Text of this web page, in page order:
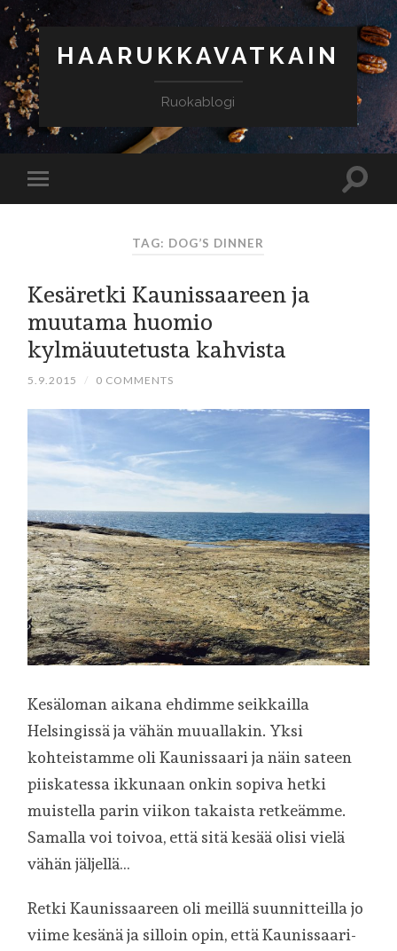
HAARUKKAVATKAIN
Ruokablogi
TAG: DOG’S DINNER
Kesäretki Kaunissaareen ja
muutama huomio
kylmäuutetusta kahvista
5.9.2015 / 0 COMMENTS
Kesäloman aikana ehdimme seikkailla
Helsingissä ja vähän muuallakin. Yksi
kohteistamme oli Kaunissaari ja näin sateen
piiskatessa ikkunaan onkin sopiva hetki
muistella parin viikon takaista retkeämme.
Samalla voi toivoa, että sitä kesää olisi vielä
vähän jäljellä…
Retki Kaunissaareen oli meillä suunnitteilla jo
viime kesänä ja silloin opin, että Kaunissaari-